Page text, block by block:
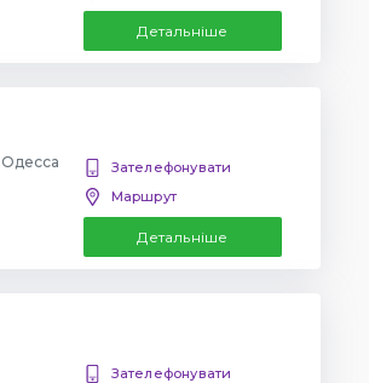
Детальніше
Зателефонувати
Маршрут
Детальніше
Зателефонувати